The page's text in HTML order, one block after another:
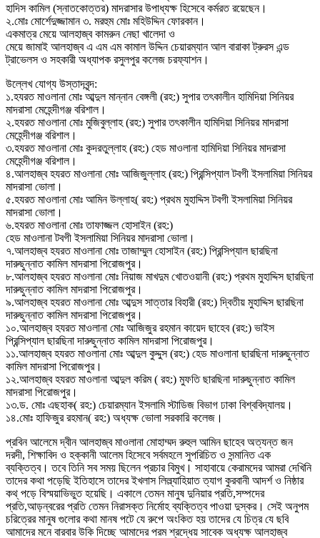
হাদিস কামিল (স্নাতকোত্তর) মাদরাসার উপাধ্যক্ষ হিসেবে কর্মরত রয়েছেন।
২.মোঃ মোর্শেদুজ্জামান ৩. মরহুম মোঃ মহিউদ্দিন ফোরকান।
একমাত্র মেয়ে আলহাজ্ব কামরুন নেছা খালেদা ও
মেয়ে জামাই আলহাজ্ব এ এম এম কামাল উদ্দিন চেয়ারম্যান আল বারাকা ট্রুরস এন্ড
ট্রাভেলস ও সহকারী অধ্যাপক রসুলপুর কলেজ চরফ্যাশন।
উল্লেখ যোগ্য উস্তাদবৃন্দ:
১.হযরত মাওলানা মোঃ আব্দুল মান্নান বেঙ্গলী (রহ:) সুপার তৎকালীন হামিদিয়া সিনিয়র
মাদরাসা মেহেন্দীগঞ্জ বরিশাল।
২.হযরত মাওলানা মোঃ মুজিবুল্লাহ (রহ:) সুপার তৎকালীন হামিদিয়া সিনিয়র মাদরাসা
মেহেন্দীগঞ্জ বরিশাল।
৩.হযরত মাওলানা মোঃ কুদরতুল্লাহ (রহ:) হেড মাওলানা হামিদিয়া সিনিয়র মাদরাসা
মেহেন্দীগঞ্জ বরিশাল।
৪.আলহাজ্ব হযরত মাওলানা মোঃ আজিজুল্লাহ (রহ:) প্রিন্সিপ্যাল টবগী ইসলামিয়া সিনিয়র
মাদরাসা ভোলা।
৫.হযরত মাওলানা মোঃ আমিন উল্লাহ( রহ:) প্রথম মুহাদ্দিস টবগী ইসলামিয়া সিনিয়র
মাদরাসা ভোলা।
৬.হযরত মাওলানা মোঃ তাফাজ্জল হোসাইন (রহ:)
হেড মাওলানা টবগী ইসলামিয়া সিনিয়র মাদরাসা ভোলা।
৭.আলহাজ্ব হযরত মাওলানা মোঃ তাজাম্মুল হোসাইন (রহ:) প্রিন্সিপ্যাল ছারছিনা
দারুছুন্নাত কামিল মাদরাসা পিরোজপুর।
৮.আলহাজ্ব হযরত মাওলানা মোঃ নিয়াজ মাখদুম খোতওয়ানী (রহ:) প্রথম মুহাদ্দিস ছারছিনা
দারুছুন্নাত কামিল মাদরাসা পিরোজপুর।
৯.আলহাজ্ব হযরত মাওলানা মোঃ আব্দুস সাত্তার বিহারী (রহ:) দ্বিতীয় মুহাদ্দিস ছারছিনা
দারুছুন্নাত কামিল মাদরাসা পিরোজপুর।
১০.আলহাজ্ব হযরত মাওলানা মোঃ আজিজুর রহমান কায়েদ ছাহেব (রহ:) ভাইস
প্রিন্সিপ্যাল ছারছিনা দারুছুন্নাত কামিল মাদরাসা পিরোজপুর।
১১.আলহাজ্ব হযরত মাওলানা মোঃ আব্দুল কুদ্দুস (রহ:) হেড মাওলানা ছারছিনা দারুছুন্নাত
কামিল মাদরাসা পিরোজপুর।
১২.আলহাজ্ব হযরত মাওলানা আব্দুল করিম ( রহ:) মুফতি ছারছিনা দারুছুন্নাত কামিল
মাদরাসা পিরোজপুর।
১৩.ড. মোঃ এছহাক( রহ:) চেয়ারম্যান ইসলামি স্টাডিজ বিভাগ ঢাকা বিশ্ববিদ্যালয়।
১৪.মোঃ হাফিজুর রহমান( রহ:) অধ্যক্ষ ভোলা সরকারি কলেজ।
প্রবিন আলেমে দ্বীন আলহাজ্ব মাওলানা মোহাম্মদ রুহুল আমিন ছাহেব অত্যন্ত জন
দরদী, শিক্ষাবিদ ও হক্কানী আলেম হিসেবে সর্বমহলে সুপরিচিত ও সন্মানিত এক
ব্যক্তিত্ব। তবে তিনি সব সময় ছিলেন প্রচার বিমুখ। সাহাবায়ে কেরামদের আমরা দেখিনি
তাদের কথা পড়েছি ইতিহাসে তাদের ইখলাস লিল্ল্যাহিয়াত ত্যাগ কুরবানী আদর্শ ও নিষ্ঠার
কথ্ পড়ে বিস্ময়াভিভুত হয়েছি। একালে তেমন মানুষ দুনিয়ার প্রতি,সম্পদের
প্রতি,আড়ন্বরের প্রতি তেমন নিরাসক্ত নির্মোহ ব্যক্তিত্ব পাওয়া দুস্কর। সেই অনুপম
চরিত্রের মানুষ গুলোর কথা মানষ পটে যে রুপে অংকিত হয় তাদের যে চিত্র যে ছবি
আমাদের মনে বারবার উকি দিচ্ছে আমাদের পরম শ্রদ্ধেয় সাবেক অধ্যক্ষ আলহাজ্ব